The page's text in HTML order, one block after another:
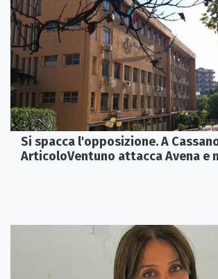
Si spacca l'opposizione. A
ArticoloVentuno attacca Avena e